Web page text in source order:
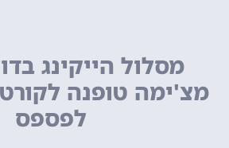
מסלול הייקינג
מצ'ימה טופנה
לפספס